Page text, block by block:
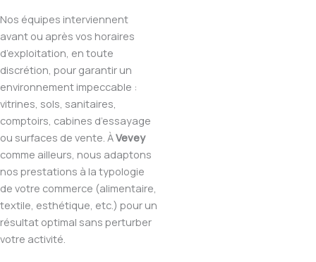
Nos équipes interviennent
avant ou après vos horaires
d’exploitation, en toute
discrétion, pour garantir un
environnement impeccable :
vitrines, sols, sanitaires,
comptoirs, cabines d’essayage
ou surfaces de vente. ÀVevey
comme ailleurs, nous adaptons
nos prestations à la typologie
de votre commerce (alimentaire,
textile, esthétique, etc.) pour un
résultat optimal sans perturber
votre activité.